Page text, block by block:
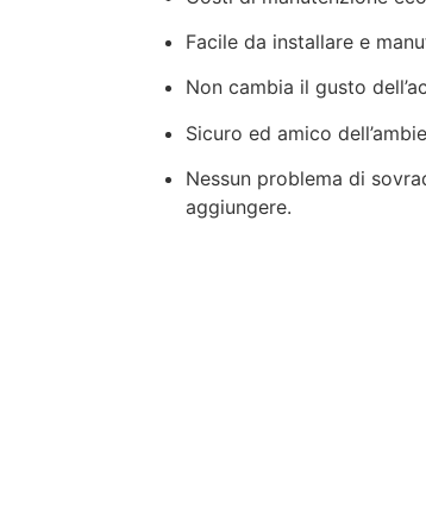
Facile da installare e
Non cambia il gusto
Sicuro ed amico
Nessun problema di
aggiungere.